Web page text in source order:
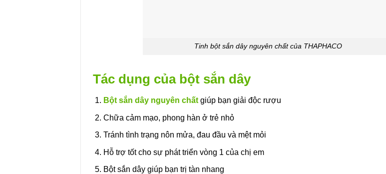
Tinh bột sắn dây nguyên chất của THAPHACO
Tác dụng của bột sắn dây
Bột sắn dây nguyên chấtgiúp bạn giải độc rượu
Chữa cảm mạo, phong hàn ở trẻ nhỏ
Tránh tình trạng nôn mửa, đau đầu và mệt mỏi
Hỗ trợ tốt cho sự phát triển vòng 1 của chị em
Bột sắn dây giúp bạn trị tàn nhang